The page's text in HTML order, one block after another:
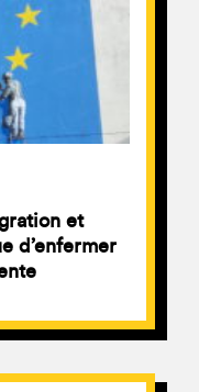
et
d’enfermer